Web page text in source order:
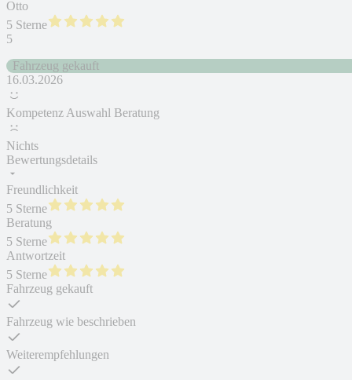
Otto
5 Sterne
5
Fahrzeug gekauft
16.03.2026
Kompetenz Auswahl Beratung
Nichts
Bewertungsdetails
Freundlichkeit
5 Sterne
Beratung
5 Sterne
Antwortzeit
5 Sterne
Fahrzeug gekauft
Fahrzeug wie beschrieben
Weiterempfehlungen